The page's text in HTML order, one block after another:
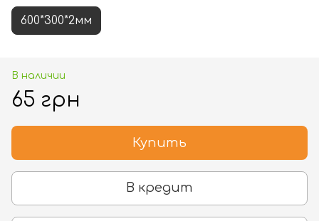
600*300*2мм
В наличии
65 грн
Купить
В кредит